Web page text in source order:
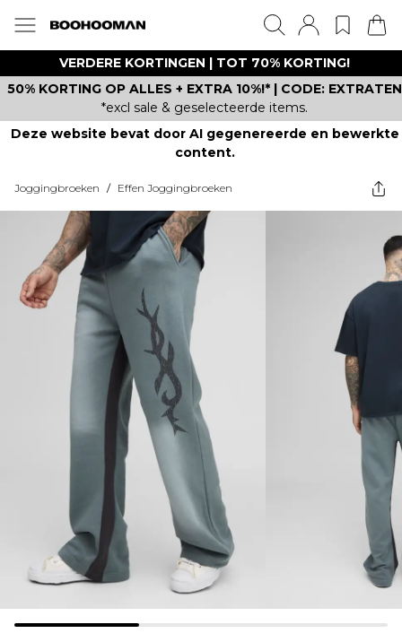
VERDERE KORTINGEN | TOT 70% KORTING!
50% KORTING OP ALLES + EXTRA 10%!* | CODE: EXTRATEN
*excl sale & geselecteerde items.
Deze website bevat door AI gegenereerde en bewerkte
content.
Joggingbroeken / Effen Joggingbroeken